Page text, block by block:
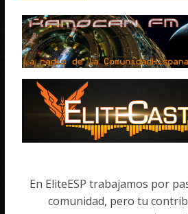
En EliteESP trabajamos por
comunidad, pero tu